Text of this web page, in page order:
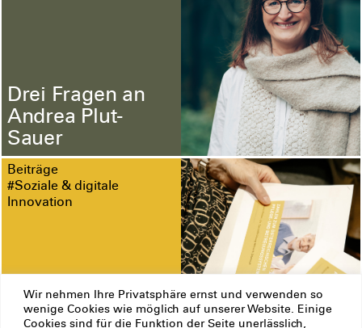
Wir nehmen Ihre Privatsphäre ernst und verwenden so
wenige Cookies wie möglich auf unserer Website. Einige
Cookies sind für die Funktion der Seite unerlässlich,
Drei Fragen an
Andrea Plut-
Sauer
Beiträge
#Soziale & digitale
Innovation
Pflegende
Angehörige – der